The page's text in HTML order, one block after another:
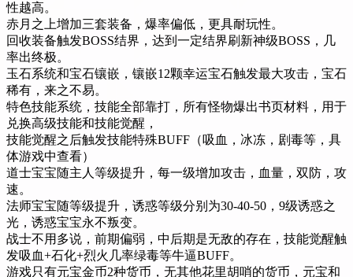
性越高。
赤月之上增加三套装备，爆率偏低，更具耐玩性。
回收装备触发BOSS结界，达到一定结界刷新神级BOSS，几
率出终极。
玉石系统和宝石镶嵌，镶嵌12颗幸运宝石触发最大攻击，宝石
稀有，来之不易。
特色技能系统，技能全部靠打，所有怪物爆出书页材料，用于
兑换高级技能和技能觉醒，
技能觉醒之后触发技能特殊BUFF（吸血，冰冻，剧毒等，具
体游戏中查看）
道士宝宝随主人等级提升，每一级增加攻击，血量，双防，攻
速。
法师宝宝随等级提升，诱惑等级分别为30-40-50，9级诱惑之
光，诱惑宝宝永不叛变。
战士不用多说，前期偏弱，中后期是无敌的存在，技能觉醒触
发吸血+石化+烈火几率绿毒等牛逼BUFF。
游戏只有元宝金币2种货币，无其他花里胡哨的货币，元宝和